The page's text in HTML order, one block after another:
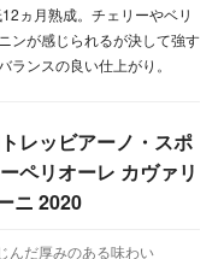
ヵ月熟成。チェリーやベリ
ンが感じられるが決して強す
ンスの良い仕上がり。
レッビアーノ・スポ
ペリオーレ カヴァリ
ニ 2020
んだ厚みのある味わい